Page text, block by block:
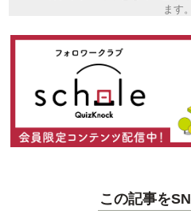
ます。
この記事を